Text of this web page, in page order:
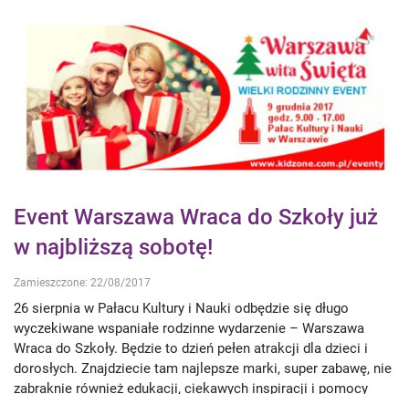
Event Warszawa Wraca do Szkoły już
w najbliższą sobotę!
Zamieszczone: 22/08/2017
26 sierpnia w Pałacu Kultury i Nauki odbędzie się długo
wyczekiwane wspaniałe rodzinne wydarzenie – Warszawa
Wraca do Szkoły. Będzie to dzień pełen atrakcji dla dzieci i
dorosłych. Znajdziecie tam najlepsze marki, super zabawę, nie
zabraknie również edukacji, ciekawych inspiracji i pomocy